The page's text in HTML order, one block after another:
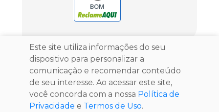
BOM
Unyleya - 2026. Todos os direitos
reservados.
UNYEAD EDUCACIONAL S.A.
24.531.339/0001-82
Este site utiliza informações do seu
dispositivo para personalizar a
comunicação e recomendar conteúdo
de seu interesse. Ao acessar este site,
você concorda com a nossa Política de
Privacidade e Termos de Uso.